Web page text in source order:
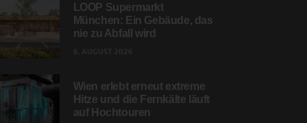
LOOP Supermarkt
München: Ein Gebäude, das
nie zu Abfall wird
Wien erlebt erneut extreme
Hitze und die Fernkälte läuft
auf Hochtouren